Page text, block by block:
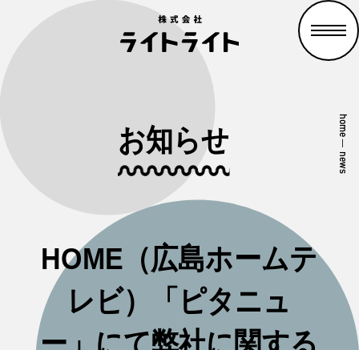
お知らせ
HOME（広島ホームテ
レビ）「ピタニュ
home
—
news